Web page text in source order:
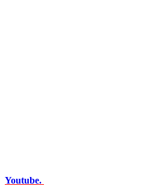
Youtube.